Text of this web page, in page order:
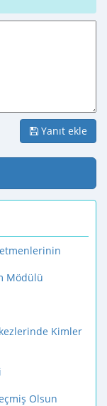
Yanıt ekle
Mödülü
Kimler
Olsun